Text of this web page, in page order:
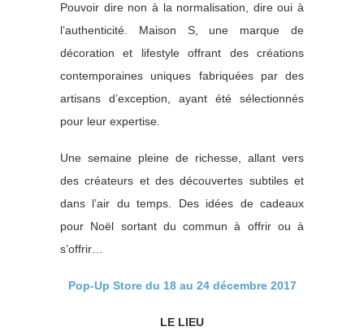
Pouvoir dire non à la normalisation, dire oui à
l’authenticité. Maison S, une marque de
décoration et lifestyle offrant des créations
contemporaines uniques fabriquées par des
artisans d’exception, ayant été sélectionnés
pour leur expertise.
Une semaine pleine de richesse, allant vers
des créateurs et des découvertes subtiles et
dans l’air du temps. Des idées de cadeaux
pour Noël sortant du commun à offrir ou à
s’offrir…
Pop-Up Store du 18 au 24 décembre 2017
LE LIEU